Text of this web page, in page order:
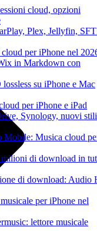
cloud, opzioni
Plex, Jellyfin,
per iPhone nel
in Markdown con
su iPhone e Mac
per iPhone e iPad
Synology, nuovi stili
Mobile: Musica cloud
di download in
di download: Audio
per iPhone nel
lettore musicale